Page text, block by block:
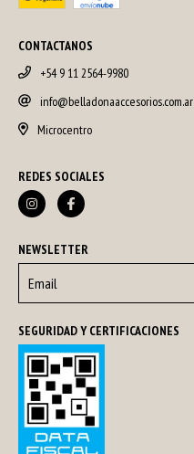
CONTACTANOS
+54 9 11 2564-9980
info@belladonaaccesorios.com.ar
Microcentro
REDES SOCIALES
NEWSLETTER
SEGURIDAD Y CERTIFICACIONES